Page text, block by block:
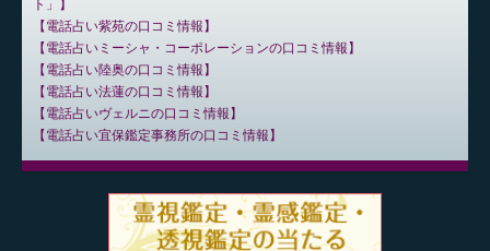
ト」
電話占い紫苑の口コミ情報
電話占いミーシャ・コーポレーションの口コミ情報
電話占い陸奥の口コミ情報
電話占い法蓮の口コミ情報
電話占いヴェルニの口コミ情報
電話占い宜保鑑定事務所の口コミ情報